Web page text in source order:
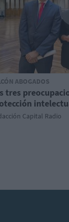
ABOGADOS
tres
Capital Radio